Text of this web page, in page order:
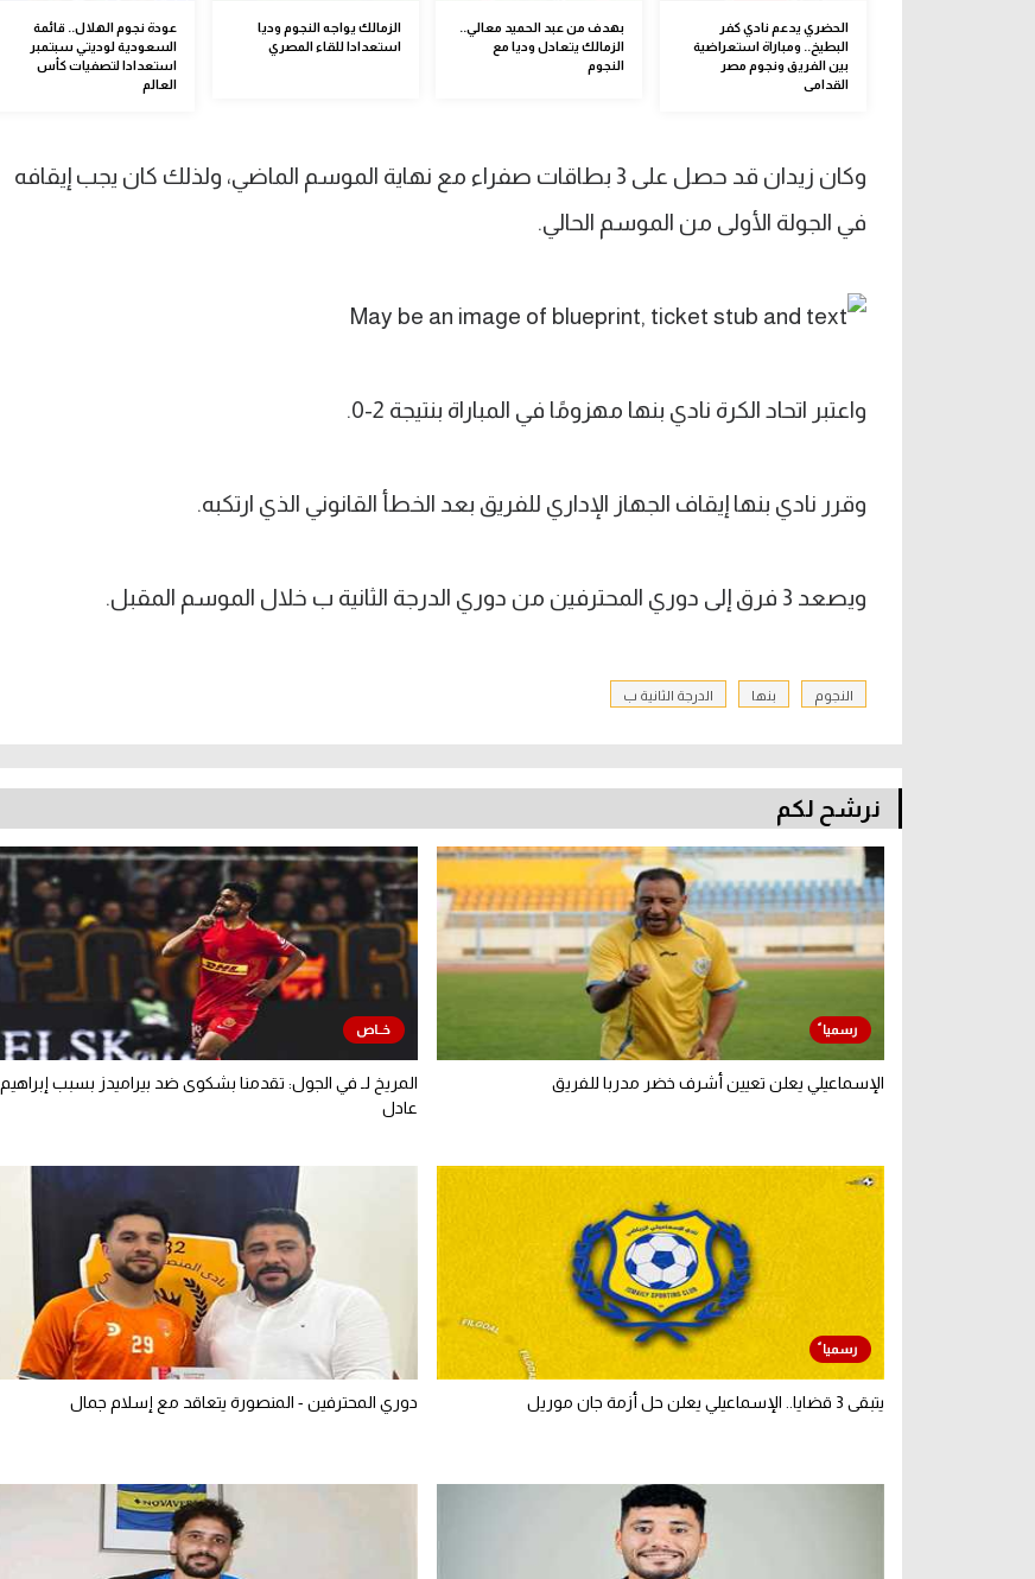
الحضري يدعم نادي كفر
البطيخ.. ومباراة استعراضية
بين الفريق ونجوم مصر
القدامى
بهدف من عبد الحميد معالي..
الزمالك يتعادل وديا مع
النجوم
الزمالك يواجه النجوم وديا
استعدادا للقاء المصري
عودة نجوم الهلال.. قائمة
السعودية لوديتي سبتمبر
استعدادا لتصفيات كأس
العالم
وكان زيدان قد حصل على 3 بطاقات صفراء مع نهاية الموسم الماضي، ولذلك كان يجب إيقافه
في الجولة الأولى من الموسم الحالي.
واعتبر اتحاد الكرة نادي بنها مهزومًا في المباراة بنتيجة 2-0.
وقرر نادي بنها إيقاف الجهاز الإداري للفريق بعد الخطأ القانوني الذي ارتكبه.
ويصعد 3 فرق إلى دوري المحترفين من دوري الدرجة الثانية ب خلال الموسم المقبل.
النجوم بنها الدرجة الثانية ب
نرشح لكم
الإسماعيلي يعلن تعيين أشرف خضر مدربا للفريق
المريخ لـ في الجول: تقدمنا بشكوى ضد بيراميدز بسبب إبراهيم
عادل
يتبقى 3 قضايا.. الإسماعيلي يعلن حل أزمة جان موريل دوري المحترفين - المنصورة يتعاقد مع إسلام جمال